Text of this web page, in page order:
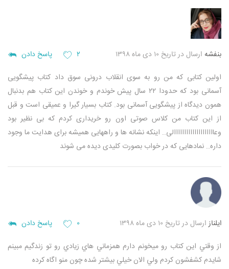
بنفشه ارسال در تاریخ ۱۰ دی ماه ۱۳۹۸ ۲ پاسخ دادن
اولین کتابی که من رو به سوی انقلاب درونی سوق داد کتاب پیشگویی
آسمانی بود که حدودا ۲۲ سال پیش خوندم و خوندن این کتاب هم بدنبال
همون دیدگاه از پیشگویی آسمانی بود. کتاب بسیار گیرا و عمیقی است و قبل
از این کتاب من کلاس صوتی اون رو خریداری کردم که بی نظیر بود
وعاااااااااااااااااااالی.. اینکه نشانه ها و راههایی همیشه برای هدایت ما وجود
داره.. نمادهایی که در خواب بصورت کلیدی دیده می شوند
ايلناز ارسال در تاریخ ۱۰ دی ماه ۱۳۹۸ ۰ پاسخ دادن
از وقتي اين كتاب رو ميخونم دارم همزماني هاي زيادي رو تو زندگيم مبينم
شايدم كشفشون كردم ولي الان خيلي بيشتر شده چون منو اگاه كرده